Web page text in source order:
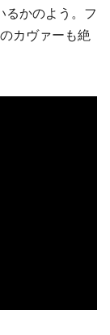
るかのよう。フ
カヴァーも絶